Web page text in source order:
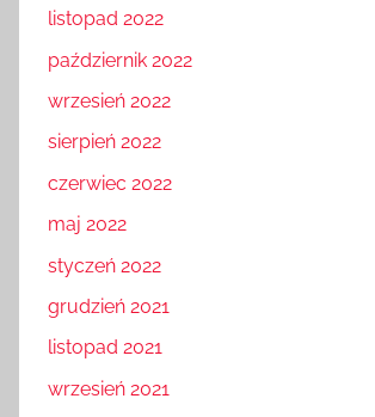
listopad 2022
październik 2022
wrzesień 2022
sierpień 2022
czerwiec 2022
maj 2022
styczeń 2022
grudzień 2021
listopad 2021
wrzesień 2021